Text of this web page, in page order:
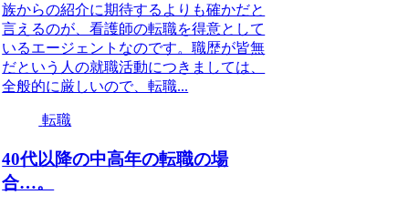
族からの紹介に期待するよりも確かだと
言えるのが、看護師の転職を得意として
いるエージェントなのです。職歴が皆無
だという人の就職活動につきましては、
全般的に厳しいので、転職...
転職
40代以降の中高年の転職の場
合…。